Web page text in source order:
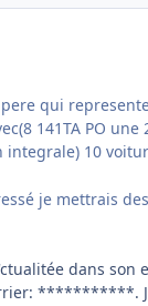
qui
141TA PO
integrale) 10
je mettrais
dans son
***********.